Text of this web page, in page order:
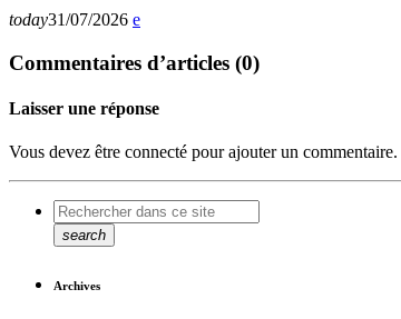
today31/07/2026
Commentaires d’articles (0)
Laisser une réponse
Vous devez être connecté pour ajouter un commentaire.
search
Archives